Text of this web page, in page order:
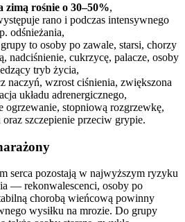
zimą rośnie o 30–50%,
rano i podczas intensywnego
odśnieżania,
to osoby po zawale, starsi, chorzy
nadciśnienie, cukrzycę, palacze, osoby
tryb życia,
naczyń, wzrost ciśnienia, zwiększona
układu adrenergicznego,
ogrzewanie, stopniową rozgrzewkę,
szczepienie przeciw grypie.
serca pozostają w najwyższym ryzyku
— rekonwalescenci, osoby po
chorobą wieńcową powinny
wysiłku na mrozie. Do grupy